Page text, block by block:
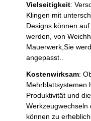
Vielseitigkeit:
Klingen mit
Designs können
werden, von
Mauerwerk,Sie
angepasst..
Kostenwirksam:
Mehrblattsystemen
Produktivität und
Werkzeugwechseln
können zu